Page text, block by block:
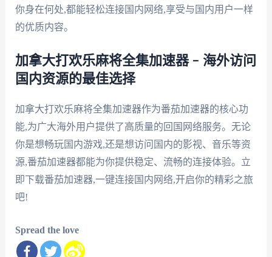
你身在何处,都能轻松连接国内网络,享受与国内用户一样
的优质内容。
加拿大打欢乐麻将全集加速器 – 海外访问
国内资源的最佳选择
加拿大打欢乐麻将全集加速器作为番茄加速器的核心功
能,为广大海外用户提供了高质量的回国网络服务。无论
你是想畅玩国内游戏,还是想访问国内的影视、音乐等资
源,番茄加速器都能为你提供稳定、流畅的连接体验。立
即下载番茄加速器,一键连接国内网络,开启你的精彩之旅
吧!
Spread the love